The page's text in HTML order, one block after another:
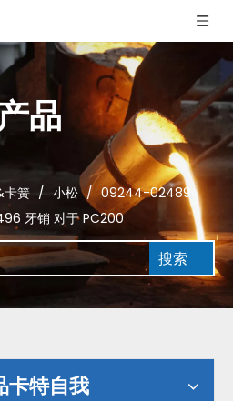
品
卡簧 / 小松 / 09244-02489
牙销 对于 PC200
搜索
卡特自我